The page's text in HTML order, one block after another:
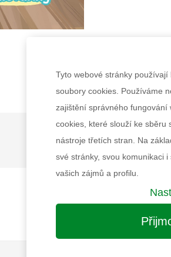
Tyto webové stránky
soubory cookies. Používáme
zajištění správného fungování
cookies, které slouží ke sběru
nástroje třetích stran. Na
své stránky, svou komunikaci
vašich zájmů a profilu.